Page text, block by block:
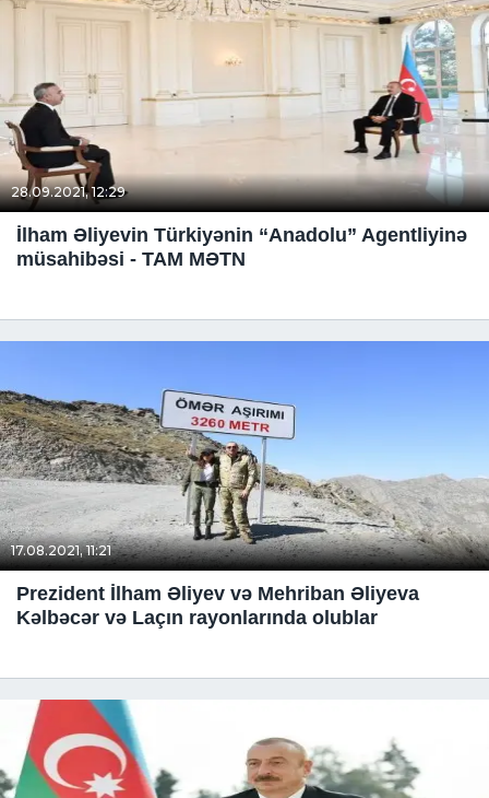
28.09.2021, 12:29
İlham Əliyevin Türkiyənin “Anadolu” Agentliyinə
müsahibəsi - TAM MƏTN
17.08.2021, 11:21
Prezident İlham Əliyev və Mehriban Əliyeva
Kəlbəcər və Laçın rayonlarında olublar